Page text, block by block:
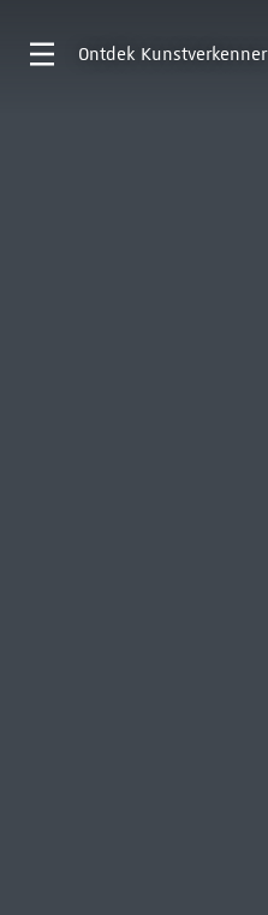
Ontdek Kunstverkenner